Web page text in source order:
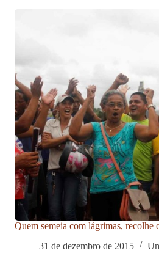
Quem semeia com lágrimas, recolhe
31 de dezembro de 2015